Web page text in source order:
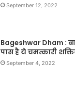
September 12, 2022
Bageshwar Dham :
पास है ये चमत्कारी
September 4, 2022